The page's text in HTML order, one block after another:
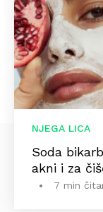
NJEGA LICA
Soda
akni i za
7 min